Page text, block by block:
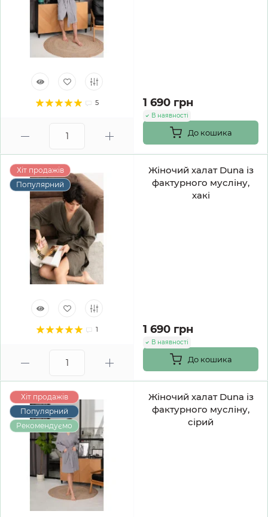
5 1 690 грн
До кошика
Хіт продажів
Популярний
1
Жіночий халат Duna із
фактурного мусліну,
хакі
В наявності
1 690 грн
До кошика
Хіт продажів
Популярний
Рекомендуємо
Жіночий халат Duna із
фактурного мусліну,
сірий
В наявності